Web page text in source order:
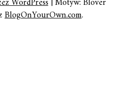
BlogOnYourOwn.com.